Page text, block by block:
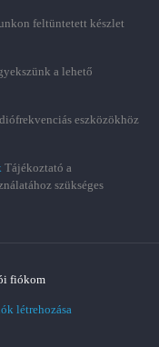
feltüntetett készlet
a lehető
eszközökhöz
Tájékoztató a
szükséges
fiókom
létrehozása